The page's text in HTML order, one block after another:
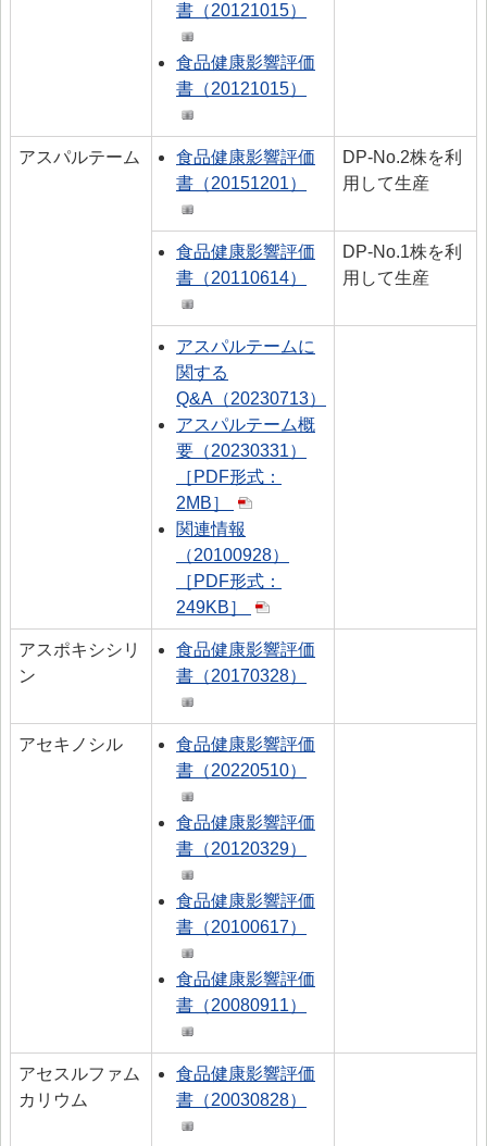
書（20121015）
食品健康影響評価
書（20121015）
アスパルテーム
食品健康影響評価
書（20151201）
DP-No.2株を利
用して生産
食品健康影響評価
書（20110614）
DP‐No.1株を利
用して生産
アスパルテームに
関する
Q&A（20230713）
アスパルテーム概
要（20230331）
［PDF形式：
2MB］
関連情報
（20100928）
［PDF形式：
249KB］
アスポキシシリ
ン
食品健康影響評価
書（20170328）
アセキノシル
食品健康影響評価
書（20220510）
食品健康影響評価
書（20120329）
食品健康影響評価
書（20100617）
食品健康影響評価
書（20080911）
アセスルファム
カリウム
食品健康影響評価
書（20030828）